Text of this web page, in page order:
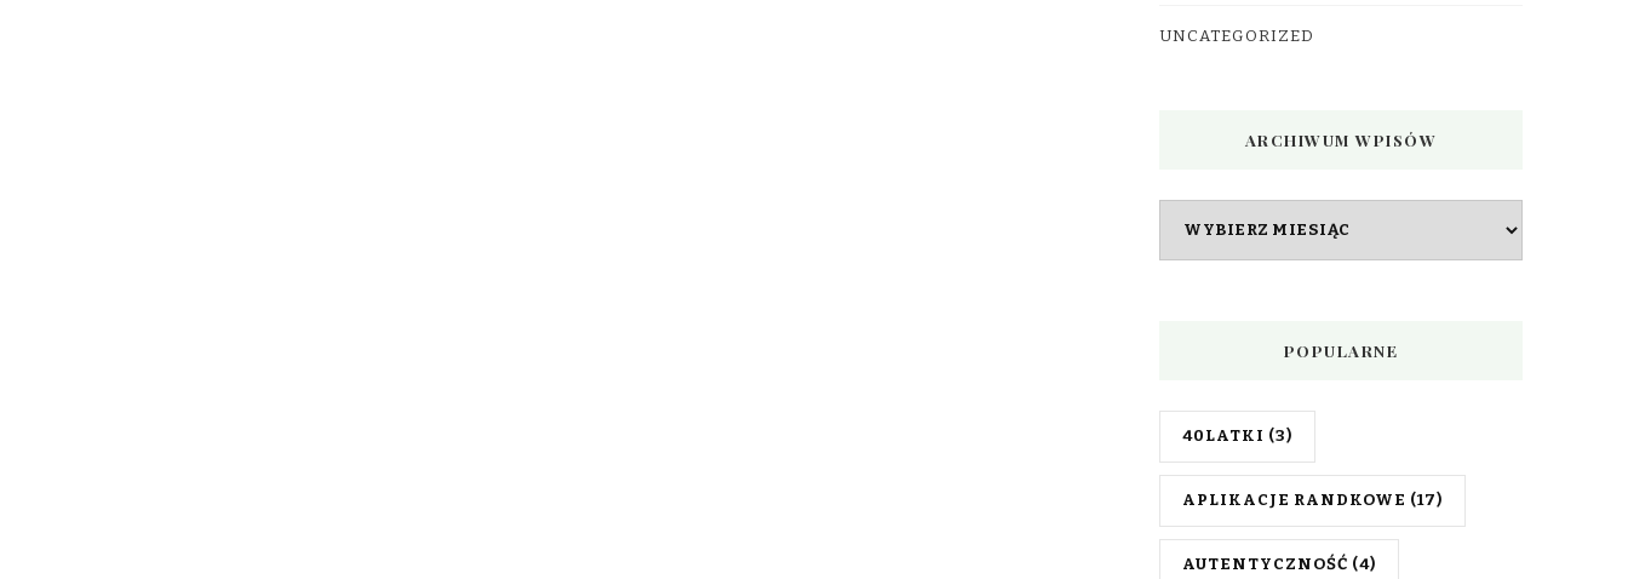
UNCATEGORIZED
ARCHIWUM WPISÓW
POPULARNE
40LATKI (3)
APLIKACJE RANDKOWE (17)
AUTENTYCZNOŚĆ (4)